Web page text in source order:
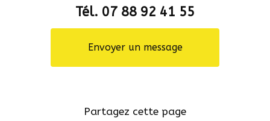
Tél. 07 88 92 41 55
Envoyer un message
Partagez cette page